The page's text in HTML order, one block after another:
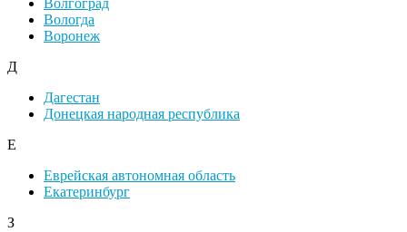
Волгоград
Вологда
Воронеж
Д
Дагестан
Донецкая народная республика
Е
Еврейская автономная область
Екатеринбург
З